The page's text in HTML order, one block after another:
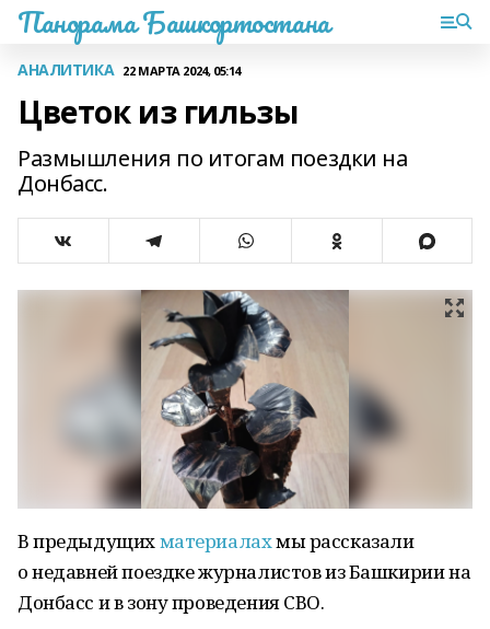
Панорама Башкортостана
АНАЛИТИКА 22 МАРТА 2024, 05:14
Цветок из гильзы
Размышления по итогам поездки на
Донбасс.
В предыдущихматериалахмы рассказали
о недавней поездке журналистов из Башкирии на
Донбасс и в зону проведения СВО.